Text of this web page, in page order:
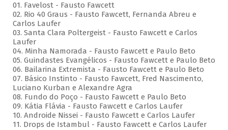
01. Favelost - Fausto Fawcett
02. Rio 40 Graus - Fausto Fawcett, Fernanda Abreu e
Carlos Laufer
03. Santa Clara Poltergeist - Fausto Fawcett e Carlos
Laufer
04. Minha Namorada - Fausto Fawcett e Paulo Beto
05. Guindastes Evangélicos - Fausto Fawcett e Paulo Beto
06. Bailarina Extremista - Fausto Fawcett e Paulo Beto
07. Básico Instinto - Fausto Fawcett, Fred Nascimento,
Luciano Kurban e Alexandre Agra
08. Fundo do Poço - Fausto Fawcett e Paulo Beto
09. Kátia Flávia - Fausto Fawcett e Carlos Laufer
10. Androide Nissei - Fausto Fawcett e Carlos Laufer
11. Drops de Istambul - Fausto Fawcett e Carlos Laufer